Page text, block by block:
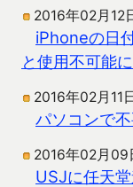
2016年02月12
iPhoneの日
と使用不可能
2016年02月11
パソコンで
2016年02月09
USJに任天